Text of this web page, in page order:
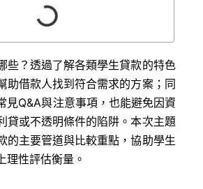
些？透過了解各類學生貸款的特色
助借款人找到符合需求的方案；同
見Q&A與注意事項，也能避免因資
貸或不透明條件的陷阱。本次主題
的主要管道與比較重點，協助學生
理性評估衡量。